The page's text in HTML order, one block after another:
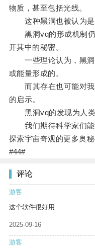
物质，甚至包括光线。
这种黑洞也被认为是
黑洞vq的形成机制仍
开其中的秘密。
一些理论认为，黑洞
或能量形成的。
而其存在也可能对我
的启示。
黑洞vq的发现为人类
我们期待科学家们能
探索宇宙奇观的更多奥秘
#44#
评论
游客
这个软件很好用
2025-09-16
游客